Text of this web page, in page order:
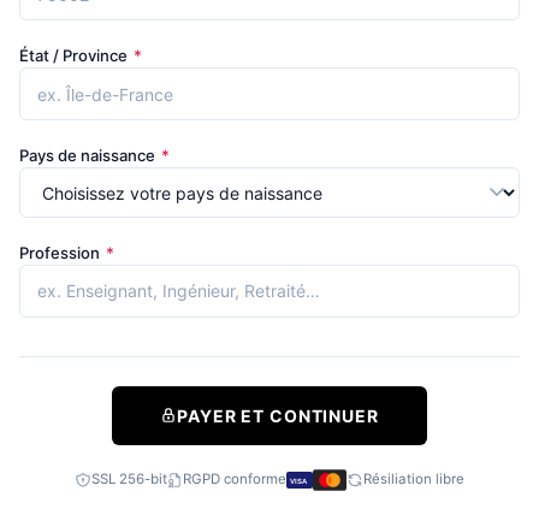
État / Province *
Pays de naissance *
Profession *
PAYER ET CONTINUER
SSL 256-bit RGPD conforme VISA Résiliation libre